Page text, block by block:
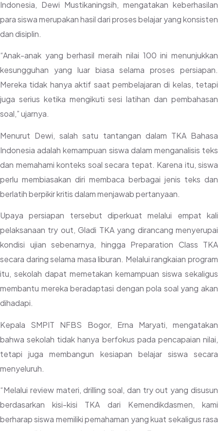
Indonesia, Dewi Mustikaningsih, mengatakan keberhasilan
para siswa merupakan hasil dari proses belajar yang konsisten
dan disiplin.
“Anak-anak yang berhasil meraih nilai 100 ini menunjukkan
kesungguhan yang luar biasa selama proses persiapan.
Mereka tidak hanya aktif saat pembelajaran di kelas, tetapi
juga serius ketika mengikuti sesi latihan dan pembahasan
soal,” ujarnya.
Menurut Dewi, salah satu tantangan dalam TKA Bahasa
Indonesia adalah kemampuan siswa dalam menganalisis teks
dan memahami konteks soal secara tepat. Karena itu, siswa
perlu membiasakan diri membaca berbagai jenis teks dan
berlatih berpikir kritis dalam menjawab pertanyaan.
Upaya persiapan tersebut diperkuat melalui empat kali
pelaksanaan try out, Gladi TKA yang dirancang menyerupai
kondisi ujian sebenarnya, hingga Preparation Class TKA
secara daring selama masa liburan. Melalui rangkaian program
itu, sekolah dapat memetakan kemampuan siswa sekaligus
membantu mereka beradaptasi dengan pola soal yang akan
dihadapi.
Kepala SMPIT NFBS Bogor, Erna Maryati, mengatakan
bahwa sekolah tidak hanya berfokus pada pencapaian nilai,
tetapi juga membangun kesiapan belajar siswa secara
menyeluruh.
“Melalui review materi, drilling soal, dan try out yang disusun
berdasarkan kisi-kisi TKA dari Kemendikdasmen, kami
berharap siswa memiliki pemahaman yang kuat sekaligus rasa